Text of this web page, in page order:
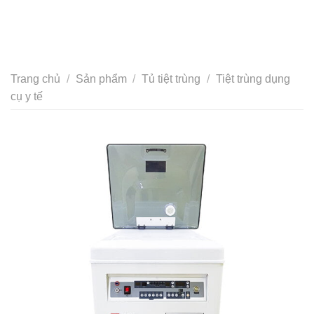
Trang chủ / Sản phẩm / Tủ tiệt trùng / Tiệt trùng dụng
cụ y tế